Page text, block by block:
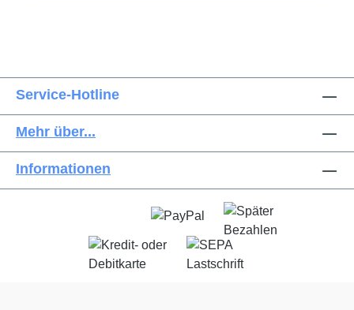
Service-Hotline
Mehr über...
Informationen